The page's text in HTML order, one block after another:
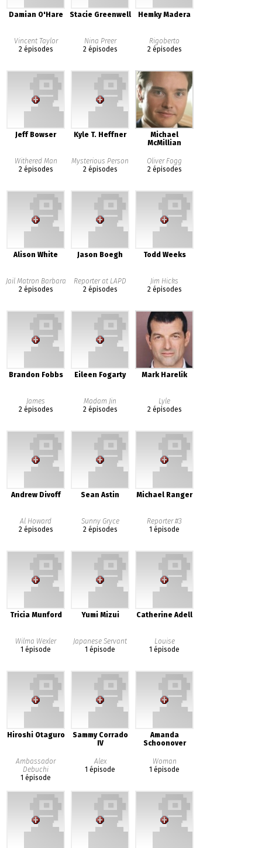
Damian O'Hare
Vincent Taylor
2 épisodes
Stacie Greenwell
Nina Preer
2 épisodes
Hemky Madera
Rigoberto
2 épisodes
Jeff Bowser
Withered Man
2 épisodes
Kyle T. Heffner
Mysterious Person
2 épisodes
Michael
McMillian
Oliver Fogg
2 épisodes
Alison White
Jail Matron Barbara
2 épisodes
Jason Boegh
Reporter at LAPD
2 épisodes
Todd Weeks
Jim Hicks
2 épisodes
Brandon Fobbs
James
2 épisodes
Eileen Fogarty
Madam Jin
2 épisodes
Mark Harelik
Lyle
2 épisodes
Andrew Divoff
Al Howard
2 épisodes
Sean Astin
Sunny Gryce
2 épisodes
Michael Ranger
Reporter #3
1 épisode
Tricia Munford
Wilma Wexler
1 épisode
Yumi Mizui
Japanese Servant
1 épisode
Catherine Adell
Louise
1 épisode
Hiroshi Otaguro
Ambassador
Debuchi
1 épisode
Sammy Corrado
IV
Alex
1 épisode
Amanda
Schoonover
Woman
1 épisode